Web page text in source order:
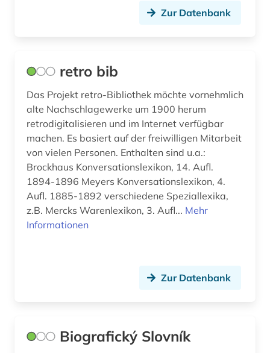
Zur Datenbank
retro bib
Das Projekt retro-Bibliothek möchte vornehmlich
alte Nachschlagewerke um 1900 herum
retrodigitalisieren und im Internet verfügbar
machen. Es basiert auf der freiwilligen Mitarbeit
von vielen Personen. Enthalten sind u.a.:
Brockhaus Konversationslexikon, 14. Aufl.
1894-1896 Meyers Konversationslexikon, 4.
Aufl. 1885-1892 verschiedene Speziallexika,
z.B. Mercks Warenlexikon, 3. Aufl... Mehr
Informationen
Zur Datenbank
Biografický Slovník